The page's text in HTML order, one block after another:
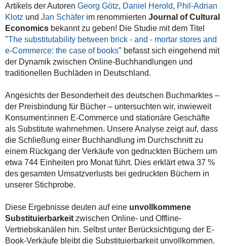
Artikels der Autoren Georg Götz, Daniel Herold, Phil-Adrian
Klotz und Jan Schäferim renommierten Journal of Cultural
Economicsbekannt zu geben! Die Studie mit dem Titel
"The substitutability between brick - and - mortar stores and
e-Commerce: the case of books" befasst sich eingehend mit
der Dynamik zwischen Online-Buchhandlungen und
traditionellen Buchläden in Deutschland.
Angesichts der Besonderheit des deutschen Buchmarktes –
der Preisbindung für Bücher – untersuchten wir, inwieweit
Konsument:innen E-Commerce und stationäre Geschäfte
als Substitute wahrnehmen. Unsere Analyse zeigt auf, dass
die Schließung einer Buchhandlung im Durchschnitt zu
einem Rückgang der Verkäufe von gedruckten Büchern um
etwa 744 Einheiten pro Monat führt. Dies erklärt etwa 37 %
des gesamten Umsatzverlusts bei gedruckten Büchern in
unserer Stichprobe.
Diese Ergebnisse deuten auf eine unvollkommene
Substituierbarkeitzwischen Online- und Offline-
Vertriebskanälen hin. Selbst unter Berücksichtigung der E-
Book-Verkäufe bleibt die Substituierbarkeit unvollkommen.